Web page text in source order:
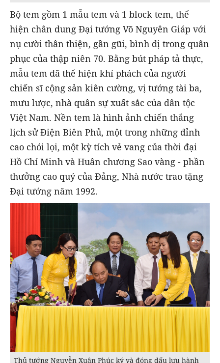
Bộ tem gồm 1 mẫu tem và 1 block tem, thể
hiện chân dung Đại tướng Võ Nguyên Giáp với
nụ cười thân thiện, gần gũi, bình dị trong quân
phục của thập niên 70. Bằng bút pháp tả thực,
mẫu tem đã thể hiện khí phách của người
chiến sĩ cộng sản kiên cường, vị tướng tài ba,
mưu lược, nhà quân sự xuất sắc của dân tộc
Việt Nam. Nền tem là hình ảnh chiến thắng
lịch sử Điện Biên Phủ, một trong những đỉnh
cao chói lọi, một kỳ tích vẻ vang của thời đại
Hồ Chí Minh và Huân chương Sao vàng - phần
thưởng cao quý của Đảng, Nhà nước trao tặng
Đại tướng năm 1992.
Thủ tướng Nguyễn Xuân Phúc ký và đóng dấu lưu hành